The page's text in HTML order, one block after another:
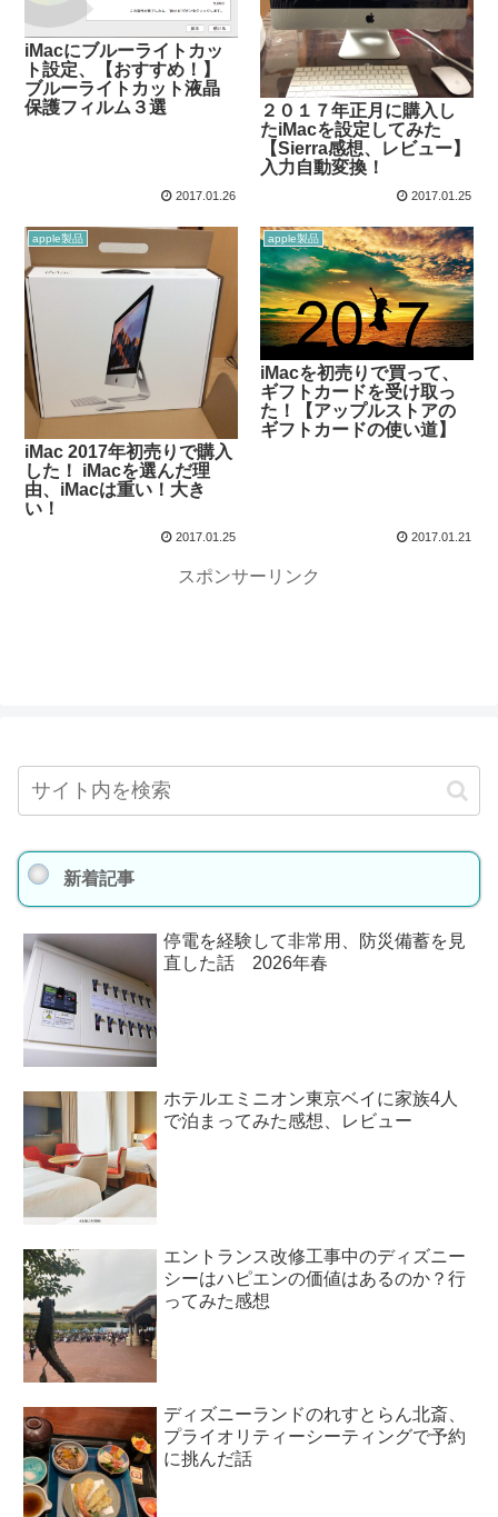
iMacにブルーライトカッ
ト設定、【おすすめ！】
ブルーライトカット液晶
保護フィルム３選
2017.01.26
２０１７年正月に購入し
たiMacを設定してみた
【Sierra感想、レビュー】
入力自動変換！
2017.01.25
apple製品
iMac 2017年初売りで購入
した！ iMacを選んだ理
由、iMacは重い！大き
い！
2017.01.25
apple製品
iMacを初売りで買って、
ギフトカードを受け取っ
た！【アップルストアの
ギフトカードの使い道】
2017.01.21
スポンサーリンク
新着記事
停電を経験して非常用、防災備蓄を見
直した話 2026年春
ホテルエミニオン東京ベイに家族4人
で泊まってみた感想、レビュー
エントランス改修工事中のディズニー
シーはハピエンの価値はあるのか？行
ってみた感想
ディズニーランドのれすとらん北斎、
プライオリティーシーティングで予約
に挑んだ話